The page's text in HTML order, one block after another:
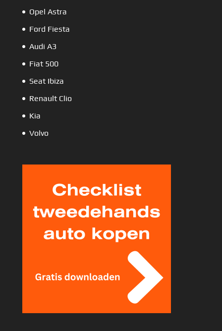
Opel Astra
Ford Fiesta
Audi A3
Fiat 500
Seat Ibiza
Renault Clio
Kia
Volvo